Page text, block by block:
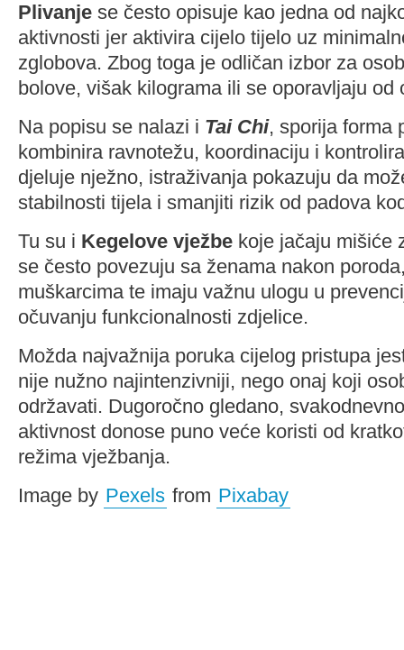
Plivanje se često opisuje kao jedna od
aktivnosti jer aktivira cijelo tijelo uz
zglobova. Zbog toga je odličan izbor za
bolove, višak kilograma ili se oporavljaju od
Na popisu se nalazi i Tai Chi, sporija forma
kombinira ravnotežu, koordinaciju i
djeluje nježno, istraživanja pokazuju da
stabilnosti tijela i smanjiti rizik od padova
Tu su i Kegelove vježbe koje jačaju mišiće
se često povezuju sa ženama nakon
muškarcima te imaju važnu ulogu u
očuvanju funkcionalnosti zdjelice.
Možda najvažnija poruka cijelog pristupa
nije nužno najintenzivniji, nego onaj koji
održavati. Dugoročno gledano,
aktivnost donose puno veće koristi od
režima vježbanja.
Image by Pexels from Pixabay